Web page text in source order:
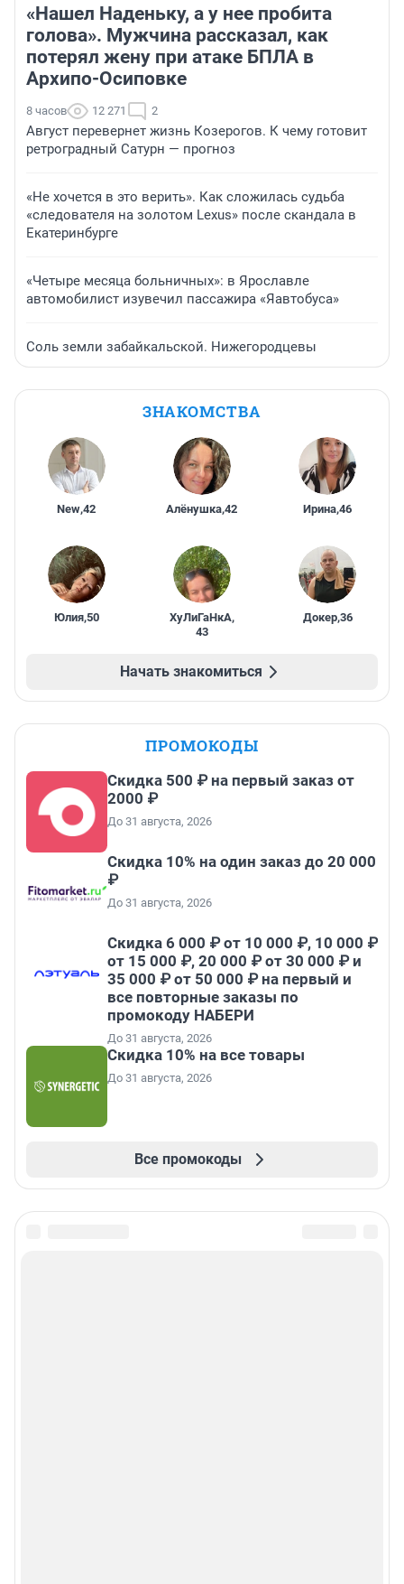
«Нашел Наденьку, а у нее пробита
голова». Мужчина рассказал, как
потерял жену при атаке БПЛА в
Архипо-Осиповке
8 часов 12 271 2
Август перевернет жизнь Козерогов. К чему готовит
ретроградный Сатурн — прогноз
«Не хочется в это верить». Как сложилась судьба
«следователя на золотом Lexus» после скандала в
Екатеринбурге
«Четыре месяца больничных»: в Ярославле
автомобилист изувечил пассажира «Яавтобуса»
Соль земли забайкальской. Нижегородцевы
ЗНАКОМСТВА
New,42 Алёнушка,42 Ирина,46
Юлия,50 ХуЛиГаНкА,
43
Докер,36
Начать знакомиться
ПРОМОКОДЫ
Скидка 500 ₽ на первый заказ от
2000 ₽
До 31 августа, 2026
Скидка 10% на один заказ до 20 000
₽
До 31 августа, 2026
Скидка 6 000 ₽ от 10 000 ₽, 10 000 ₽
от 15 000 ₽, 20 000 ₽ от 30 000 ₽ и
35 000 ₽ от 50 000 ₽ на первый и
все повторные заказы по
промокоду НАБЕРИ
До 31 августа, 2026
Скидка 10% на все товары
До 31 августа, 2026
Все промокоды